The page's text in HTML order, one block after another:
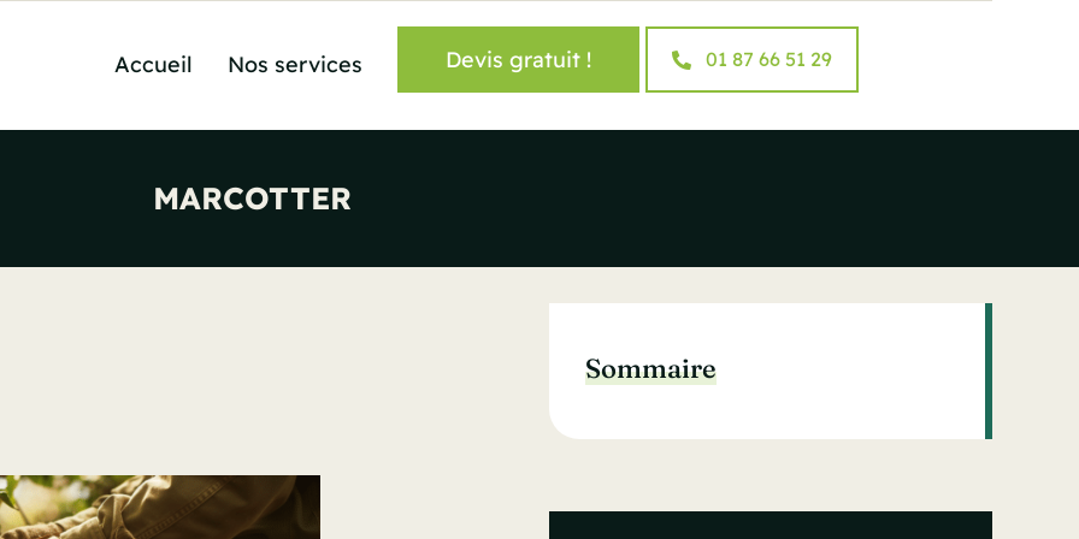
Accueil Nos services Devis gratuit ! 01 87 66 51 29
MARCOTTER
Sommaire